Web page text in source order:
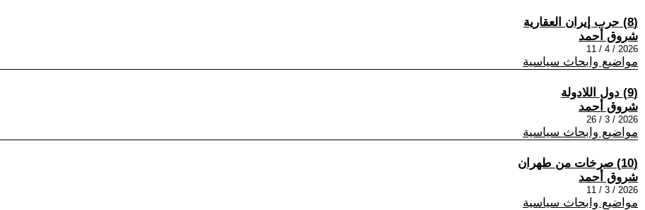
(8) حرب إيران العقارية
شروق أحمد
2026 / 4 / 11
مواضيع وابحاث سياسية
(9) دول اللادولة
شروق أحمد
2026 / 3 / 26
مواضيع وابحاث سياسية
(10) صرخات من طهران
شروق أحمد
2026 / 3 / 11
مواضيع وابحاث سياسية